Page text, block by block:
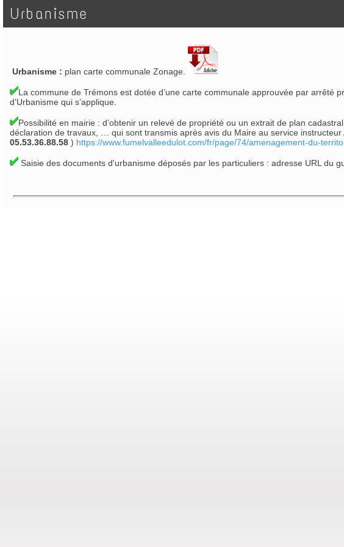
Urbanisme
Urbanisme : plan carte communale Zonage.
La commune de Trémons est dotée d’une carte communale approuvée par arrêté
d’Urbanisme qui s’applique.
Possibilité en mairie : d’obtenir un relevé de propriété ou un extrait de plan
déclaration de travaux, … qui sont transmis après avis du Maire au service
05.53.36.88.58 ) https://www.fumelvalleedulot.com/fr/page/74/amenagement-du-
Saisie des documents d'urbanisme déposés par les particuliers : adresse URL du